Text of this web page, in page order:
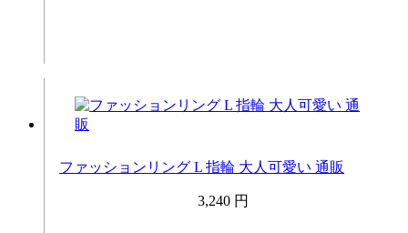
ファッションリング L 指輪 大人可愛い 通販
3,240 円